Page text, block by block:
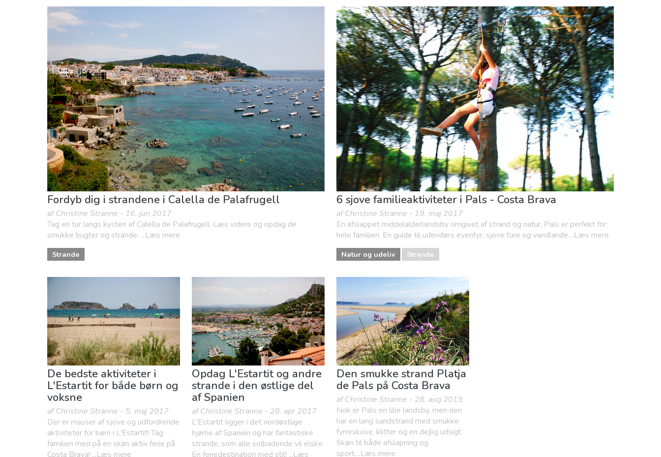
Børn og familie
Natur og udeliv Sport og adventure Strande
Fordyb dig i strandene i Calella de Palafrugell
af Christine Stranne - 16. jun 2017
Tag en tur langs kysten af Calella de Palafrugell. Læs videre og opdag de
smukke bugter og strande. ...Læs mere
Strande
6 sjove familieaktiviteter i Pals - Costa Brava
af Christine Stranne - 19. maj 2017
En afslappet middelalderlandsby omgivet af strand og natur, Pals er perfekt for
hele familien. En guide til udendørs eventyr, sjove ture og vandlande....Læs mere
Natur og udeliv Strande
De bedste aktiviteter i
L'Estartit for både børn og
voksne
af Christine Stranne - 5. maj 2017
Der er masser af sjove og udfordrende
aktiviteter for børn i L'Estartit! Tag
familien med på en skøn aktiv ferie på
Costa Brava! ...Læs mere
Opdag L'Estartit og andre
strande i den østlige del
af Spanien
af Christine Stranne - 28. apr 2017
L'Estartit ligger i det nordøstlige
hjørne af Spanien og har fantastiske
strande, som alle solbadende vil elske.
En feriedestination med stil! ...Læs
Den smukke strand Platja
de Pals på Costa Brava
af Christine Stranne - 28. aug 2019
Nok er Pals en lille landsby, men den
har en lang sandstrand med smukke
fyrreskove, klitter og en dejlig udsigt.
Skøn til både afslapning og
sport....Læs mere